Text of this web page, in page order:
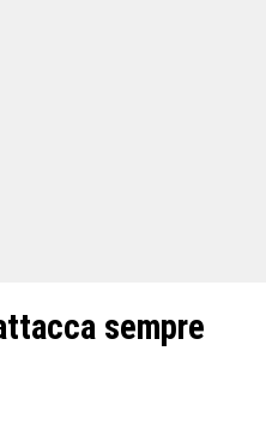
sempre